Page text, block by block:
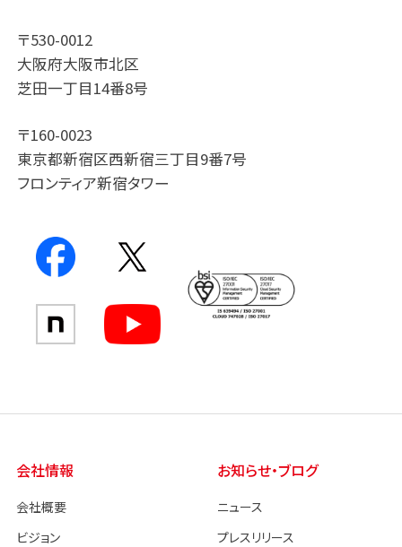
〒530-0012
大阪府大阪市北区
芝田一丁目14番8号
〒160-0023
東京都新宿区西新宿三丁目9番7号
フロンティア新宿タワー
会社情報
会社概要
ビジョン
お知らせ・ブログ
ニュース
プレスリリース